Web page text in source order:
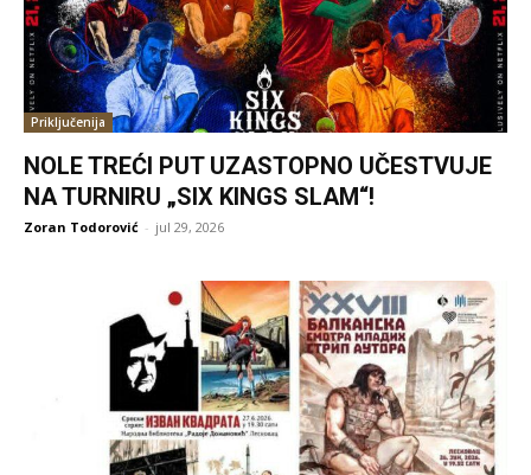
Priključenija
NOLE TREĆI PUT UZASTOPNO UČESTVUJE
NA TURNIRU „SIX KINGS SLAM“!
Zoran Todorović - jul 29, 2026